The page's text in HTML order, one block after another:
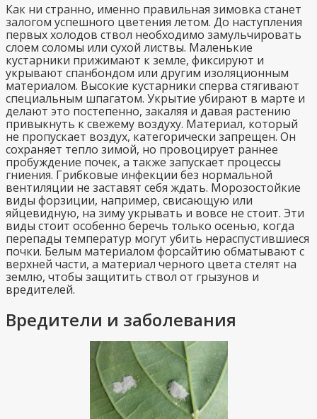
Как ни странно, именно правильная зимовка станет
залогом успешного цветения летом. До наступления
первых холодов ствол необходимо замульчировать
слоем соломы или сухой листвы. Маленькие
кустарники прижимают к земле, фиксируют и
укрывают спанбондом или другим изоляционным
материалом. Высокие кустарники сперва стягивают
специальным шпагатом. Укрытие убирают в марте и
делают это постепенно, закаляя и давая растению
привыкнуть к свежему воздуху. Материал, который
не пропускает воздух, категорически запрещен. Он
сохраняет тепло зимой, но провоцирует раннее
пробуждение почек, а также запускает процессы
гниения. Грибковые инфекции без нормальной
вентиляции не заставят себя ждать. Морозостойкие
виды форзиции, например, свисающую или
яйцевидную, на зиму укрывать и вовсе не стоит. Эти
виды стоит особенно беречь только осенью, когда
перепады температур могут убить нераспустившиеся
почки. Белым материалом форсайтию обматывают с
верхней части, а материал черного цвета стелят на
землю, чтобы защитить ствол от грызунов и
вредителей.
Вредители и заболевания